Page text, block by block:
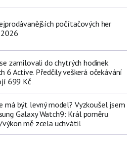
počítačových her
zamilovali do chytrých hodinek
6 Active. Předčily veškerá očekávání
699 Kč
má být levný model? Vyzkoušel jsem
Galaxy Watch9: Král poměru
výkon mě zcela uchvátil